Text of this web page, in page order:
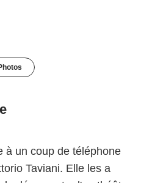
à un coup de téléphone
Taviani. Elle les a